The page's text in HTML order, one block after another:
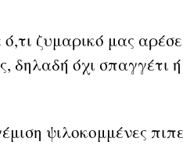
ζυμαρικό μας
δηλαδή όχι σπαγγέτι
ψιλοκομμένες